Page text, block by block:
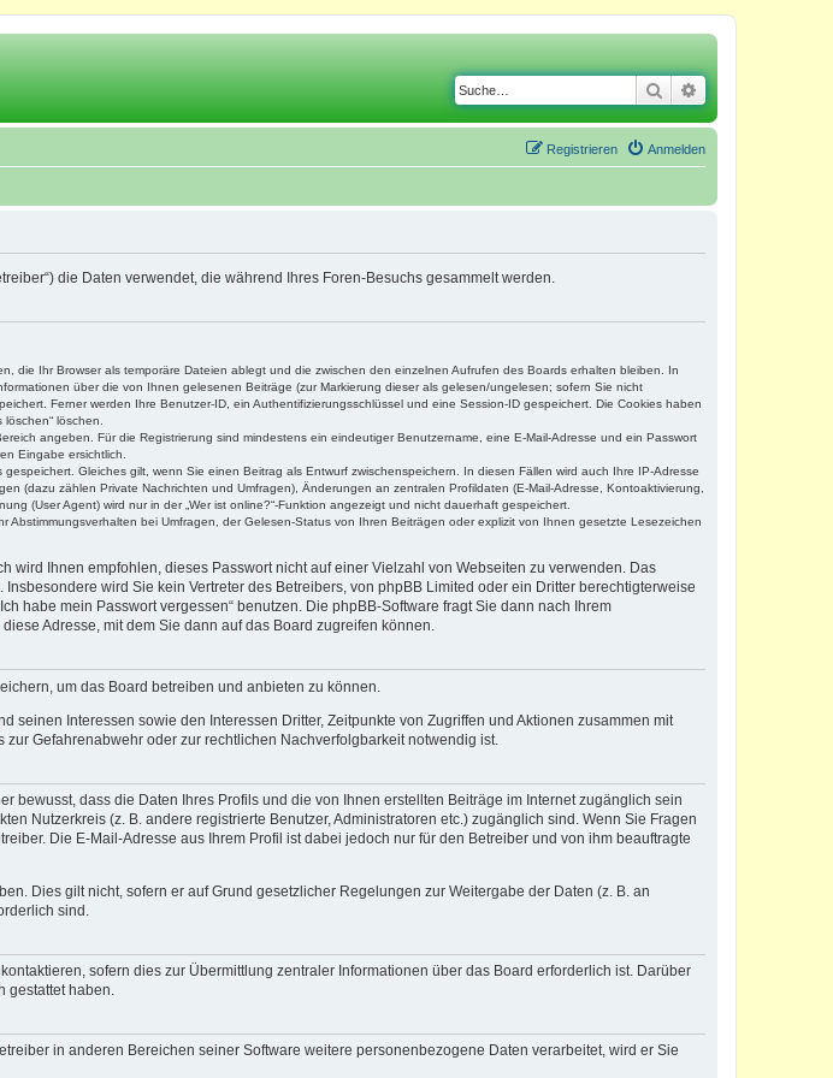
Suche
Anmelden
Registrieren
die Daten verwendet, die während Ihres Foren-Besuchs gesammelt werden.
die Ihr Browser als temporäre Dateien ablegt und die zwischen den einzelnen Aufrufen des Boards erhalten bleiben. In
über die von Ihnen gelesenen Beiträge (zur Markierung dieser als gelesen/ungelesen; sofern Sie nicht
Ferner werden Ihre Benutzer-ID, ein Authentifizierungsschlüssel und eine Session-ID gespeichert. Die Cookies haben
löschen.
angeben. Für die Registrierung sind mindestens ein eindeutiger Benutzername, eine E-Mail-Adresse und ein Passwort
Eingabe ersichtlich.
Gleiches gilt, wenn Sie einen Beitrag als Entwurf zwischenspeichern. In diesen Fällen wird auch Ihre IP-Adresse
(dazu zählen Private Nachrichten und Umfragen), Änderungen an zentralen Profildaten (E-Mail-Adresse, Kontoaktivierung,
(User Agent) wird nur in der „Wer ist online?“-Funktion angezeigt und nicht dauerhaft gespeichert.
bei Umfragen, der Gelesen-Status von Ihren Beiträgen oder explizit von Ihnen gesetzte Lesezeichen
wird Ihnen empfohlen, dieses Passwort nicht auf einer Vielzahl von Webseiten zu verwenden. Das
wird Sie kein Vertreter des Betreibers, von phpBB Limited oder ein Dritter berechtigterweise
habe mein Passwort vergessen“ benutzen. Die phpBB-Software fragt Sie dann nach Ihrem
Adresse, mit dem Sie dann auf das Board zugreifen können.
um das Board betreiben und anbieten zu können.
Interessen sowie den Interessen Dritter, Zeitpunkte von Zugriffen und Aktionen zusammen mit
Gefahrenabwehr oder zur rechtlichen Nachverfolgbarkeit notwendig ist.
dass die Daten Ihres Profils und die von Ihnen erstellten Beiträge im Internet zugänglich sein
Nutzerkreis (z. B. andere registrierte Benutzer, Administratoren etc.) zugänglich sind. Wenn Sie Fragen
Die E-Mail-Adresse aus Ihrem Profil ist dabei jedoch nur für den Betreiber und von ihm beauftragte
Dies gilt nicht, sofern er auf Grund gesetzlicher Regelungen zur Weitergabe der Daten (z. B. an
sind.
sofern dies zur Übermittlung zentraler Informationen über das Board erforderlich ist. Darüber
gestattet haben.
in anderen Bereichen seiner Software weitere personenbezogene Daten verarbeitet, wird er Sie